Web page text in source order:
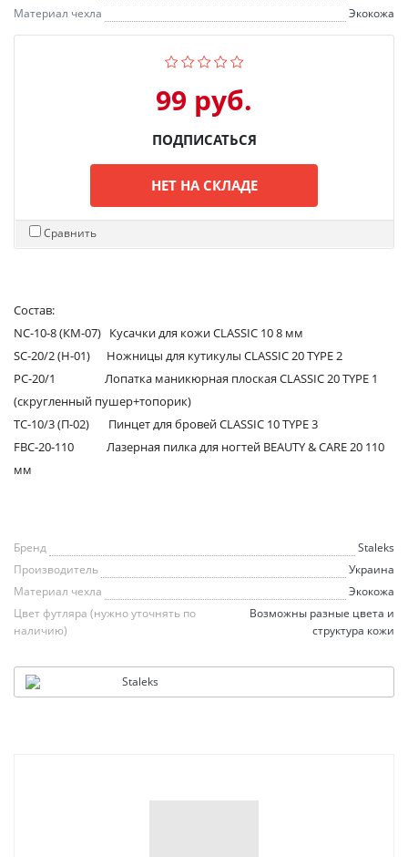
Материал чехла
Экокожа
99 руб.
ПОДПИСАТЬСЯ
НЕТ НА СКЛАДЕ
Сравнить
Состав:
NC-10-8 (КМ-07) Кусачки для кожи CLASSIC 10 8 мм
SC-20/2 (Н-01) Ножницы для кутикулы CLASSIC 20 TYPE 2
PC-20/1 Лопатка маникюрная плоская CLASSIC 20 TYPE 1
(скругленный пушер+топорик)
TC-10/3 (П-02) Пинцет для бровей CLASSIC 10 TYPE 3
FBC-20-110 Лазерная пилка для ногтей BEAUTY & CARE 20 110
мм
Бренд
Staleks
Производитель
Украина
Материал чехла
Экокожа
Цвет футляра (нужно уточнять по
наличию)
Возможны разные цвета и
структура кожи
Staleks